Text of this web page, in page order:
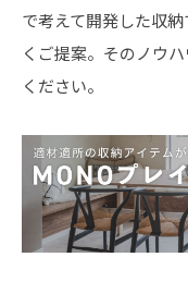
で考えて開発した収
くご提案。そのノウ
ください。